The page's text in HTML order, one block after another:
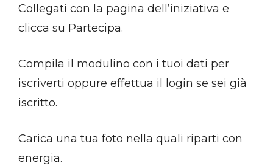
Collegati con la pagina dell’iniziativa e
clicca su Partecipa.
Compila il modulino con i tuoi dati per
iscriverti oppure effettua il login se sei già
iscritto.
Carica una tua foto nella quali riparti con
energia.